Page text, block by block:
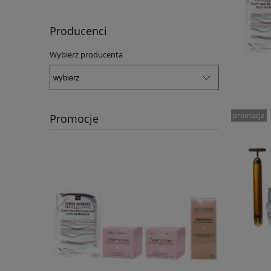
Producenci
Wybierz producenta
Promocje promocja